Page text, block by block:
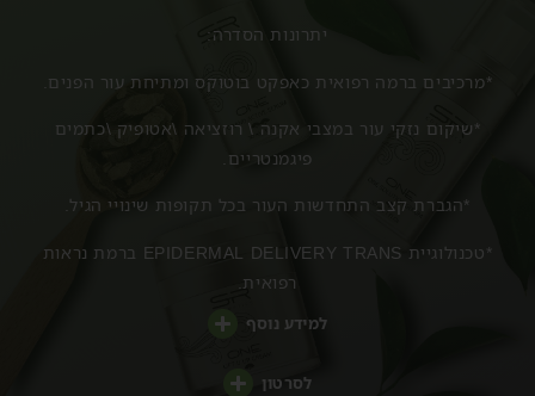
יתרונות הסדרה:
*מרכיבים ברמה רפואית כאפקט בוטוקס ומתיחת עור הפנים.
*שיקום נזקי עור במצבי אקנה \ רוזציאה \אטופיק \כתמים
פיגמנטריים.
*הגברת קצב התחדשות העור בכל תקופות שינויי הגיל.
*טכנולוגיית EPIDERMAL DELIVERY TRANS ברמת נראות
רפואית.
למידע נוסף
לסרטון